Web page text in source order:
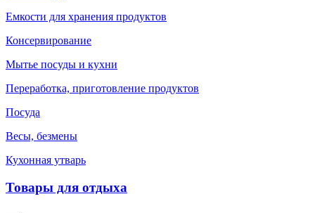
Емкости для хранения продуктов
Консервирование
Мытье посуды и кухни
Переработка, приготовление продуктов
Посуда
Весы, безмены
Кухонная утварь
Товары для отдыха